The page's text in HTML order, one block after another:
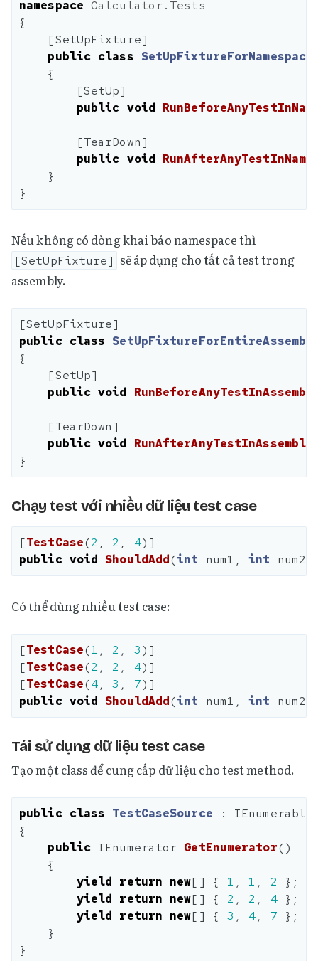
namespace Calculator.Tests
{
[SetUpFixture]
public class SetUpFixtureForNamespace
{
[SetUp]
public void
[TearDown]
public void
}
}
Nếu không có dòng khai báo namespace thì
[SetUpFixture] sẽ áp dụng cho tất cả test trong
assembly.
[SetUpFixture]
public class
{
[SetUp]
public void
[TearDown]
public void RunAfterAnyTestInAssembly
}
Chạy test với nhiều dữ liệu test case
[TestCase(2 , 2 , 4)]
public void ShouldAdd(int num1 , int num2
Có thể dùng nhiều test case:
[TestCase(1 , 2 , 3)]
[TestCase(2 , 2 , 4)]
[TestCase(4, 3 , 7)]
public void ShouldAdd(int num1 , int num2
Tái sử dụng dữ liệu test case
Tạo một class để cung cấp dữ liệu cho test method.
public class TestCaseSource :
IEnumerable
{
public IEnumerator GetEnumerator()
{
yield return new[] { 1 , 1 , 2
};
yield return new[] { 2 , 2 , 4 };
yield return new[] { 3 , 4, 7
};
}
}